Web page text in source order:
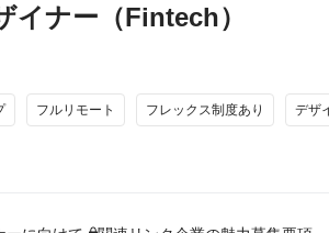
ナー（Fintech）
フルリモート フレックス制度あり デザ